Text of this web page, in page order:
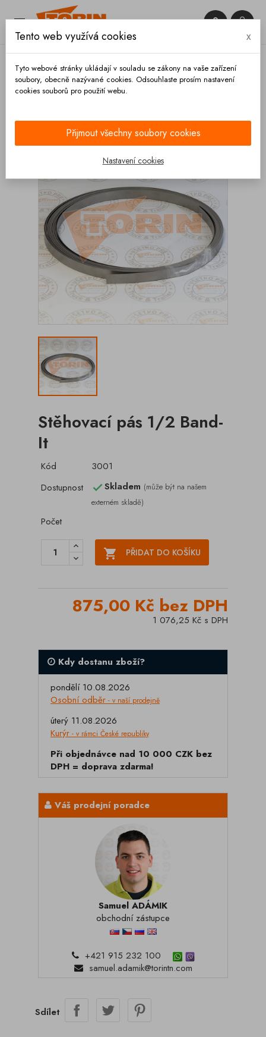
 

Stěhovací pás 1/2 Band-
It
Kód
3001
Dostupnost
Skladem (může být na našem
externém skladě)
Počet
 PŘIDAT DO KOŠÍKU
875,00 Kč bez DPH
1 076,25 Kč s DPH
Kdy dostanu zboží?
pondělí 10.08.2026
Osobní odběr - v naší prodejně
úterý 11.08.2026
Kurýr - v rámci České republiky
Při objednávce nad 10 000 CZK bez
DPH = doprava zdarma!
Váš prodejní poradce
Samuel ADÁMIK
obchodní zástupce
+421 915 232 100
samuel.adamik@torintn.com
Sdílet
Tento web využívá cookies x
Tyto webové stránky ukládají v souladu se zákony na vaše zařízení
soubory, obecně nazývané cookies. Odsouhlaste prosím nastavení
cookies souborů pro použití webu.
Přijmout všechny soubory cookies
Nastavení cookies